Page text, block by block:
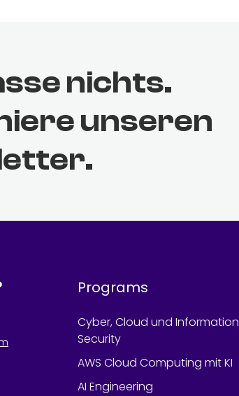
nichts.
unseren
Programs
Cyber, Cloud und Information
Security
AWS Cloud Computing mit KI
AI Engineering